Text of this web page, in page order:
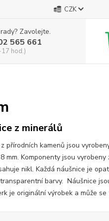
CZK
Zavolejte.
565 661
hod.)
z minerálů
přírodních kamenů jsou
mm. Komponenty jsou
nikl. Každá náušnice je
barvy. Náušnice
je originální výrobek a může se